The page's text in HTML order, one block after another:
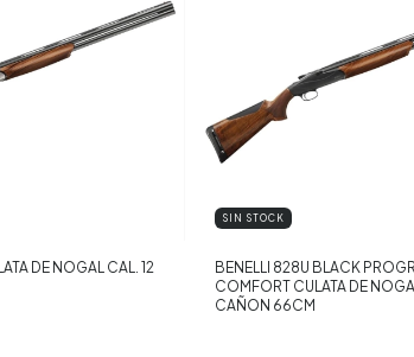
DE NOGAL CAL. 12
SIN STOCK
BENELLI 828U BLACK
COMFORT CULATA DE
CAÑON 66CM